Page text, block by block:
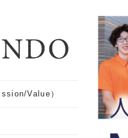
Value）